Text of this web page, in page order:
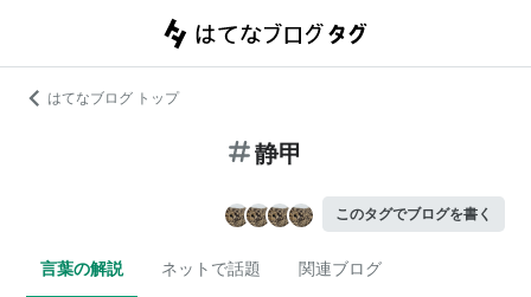
はてなブログ トップ
静甲
このタグでブログを書く
言葉の解説 ネットで話題 関連ブログ